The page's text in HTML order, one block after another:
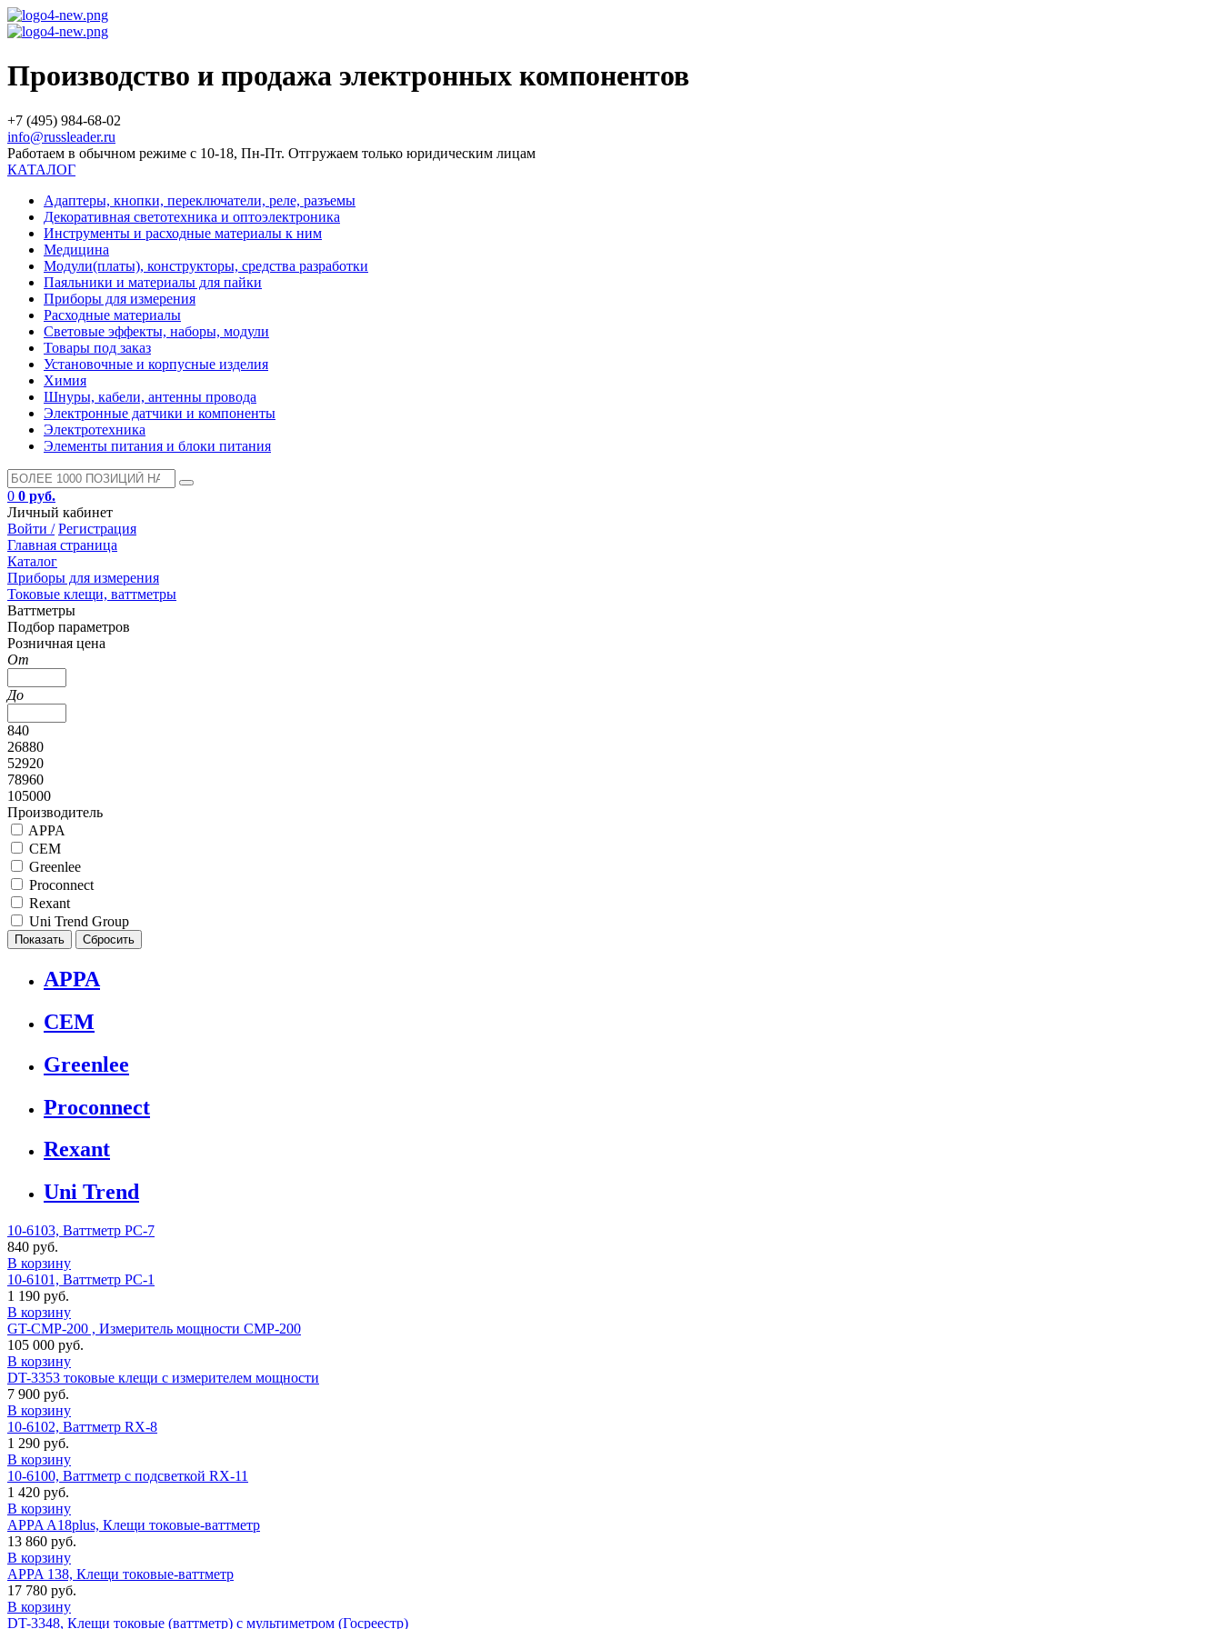
Производство и продажа электронных компонентов
+7 (495) 984-68-02
info@russleader.ru
Работаем в обычном режиме с 10-18, Пн-Пт. Отгружаем только юридическим лицам
КАТАЛОГ
Адаптеры, кнопки, переключатели, реле, разъемы
Декоративная светотехника и оптоэлектроника
Инструменты и расходные материалы к ним
Медицина
Модули(платы), конструкторы, средства разработки
Паяльники и материалы для пайки
Приборы для измерения
Расходные материалы
Световые эффекты, наборы, модули
Товары под заказ
Установочные и корпусные изделия
Химия
Шнуры, кабели, антенны провода
Электронные датчики и компоненты
Электротехника
Элементы питания и блоки питания
0 0 руб.
Личный кабинет
Войти / Регистрация
Главная страница
Каталог
Приборы для измерения
Токовые клещи, ваттметры
Ваттметры
Подбор параметров
Розничная цена
От
До
840
26880
52920
78960
105000
Производитель
APPA
CEM
Greenlee
Proconnect
Rexant
Uni Trend Group
APPA
CEM
Greenlee
Proconnect
Rexant
Uni Trend
10-6103, Ваттметр PC-7
840 руб.
В корзину
10-6101, Ваттметр PC-1
1 190 руб.
В корзину
GT-CMP-200 , Измеритель мощности CMP-200
105 000 руб.
В корзину
DT-3353 токовые клещи с измерителем мощности
7 900 руб.
В корзину
10-6102, Ваттметр RX-8
1 290 руб.
В корзину
10-6100, Ваттметр с подсветкой RX-11
1 420 руб.
В корзину
APPA A18plus, Клещи токовые-ваттметр
13 860 руб.
В корзину
APPA 138, Клещи токовые-ваттметр
17 780 руб.
В корзину
DT-3348, Клещи токовые (ваттметр) с мультиметром (Госреестр)